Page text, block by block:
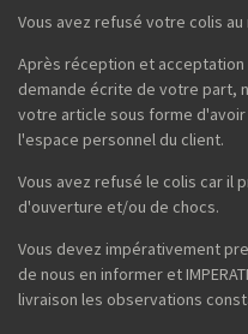
Vous avez refusé votre colis au
Après réception et
demande écrite de votre part,
votre article sous forme
l'espace personnel du client.
Vous avez refusé le colis car il
d'ouverture et/ou de chocs.
Vous devez impérativement
de nous en informer et
livraison les observations